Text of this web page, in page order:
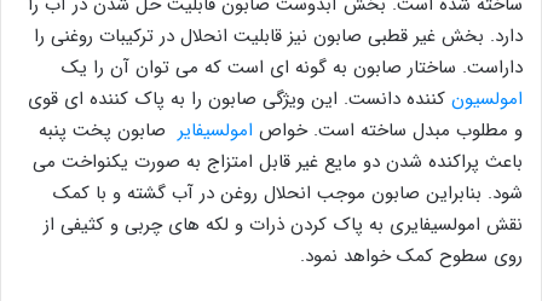
دارد. بخش غیر قطبی صابون نیز قابلیت انحلال در ترکیبات روغنی را
داراست. ساختار صابون به گونه ای است که می توان آن را یک
امولسیون کننده دانست. این ویژگی صابون را به پاک کننده ای قوی
و مطلوب مبدل ساخته است. خواص امولسیفایر صابون پخت پنبه
باعث پراکنده شدن دو مایع غیر قابل امتزاج به صورت یکنواخت می
شود. بنابراین صابون موجب انحلال روغن در آب گشته و با کمک
نقش امولسیفایری به پاک کردن ذرات و لکه های چربی و کثیفی از
روی سطوح کمک خواهد نمود.